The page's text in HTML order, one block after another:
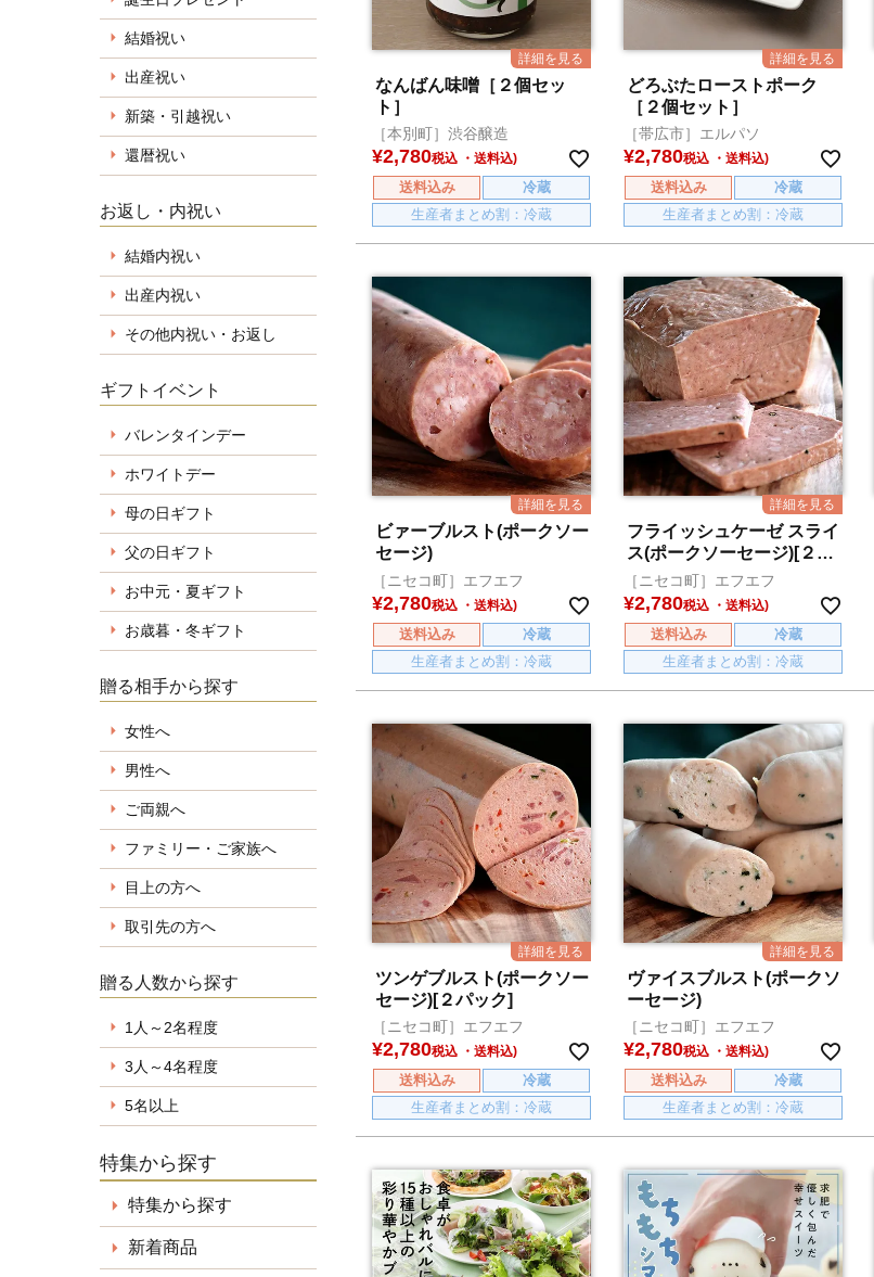
結婚祝い
出産祝い
新築・引越祝い
還暦祝い
お返し・内祝い
結婚内祝い
出産内祝い
その他内祝い・お返し
ギフトイベント
バレンタインデー
ホワイトデー
母の日ギフト
父の日ギフト
お中元・夏ギフト
お歳暮・冬ギフト
贈る相手から探す
女性へ
男性へ
ご両親へ
ファミリー・ご家族へ
目上の方へ
取引先の方へ
贈る人数から探す
1人～2名程度
3人～4名程度
5名以上
特集から探す
特集から探す
新着商品
なんばん味噌［２個セッ
ト］
［本別町］渋谷醸造
¥2,780税込
送料込み
冷蔵
生産者まとめ割：冷蔵
どろぶたローストポーク
［２個セット］
［帯広市］エルパソ
¥2,780税込
送料込み
冷蔵
生産者まとめ割：冷蔵
ビァーブルスト(ポークソー
セージ)
［ニセコ町］エフエフ
¥2,780税込
送料込み
冷蔵
生産者まとめ割：冷蔵
フライッシュケーゼ スライ
ス(ポークソーセージ)[２パ
ック]
［ニセコ町］エフエフ
¥2,780税込
送料込み
冷蔵
生産者まとめ割：冷蔵
ツンゲブルスト(ポークソー
セージ)[２パック]
［ニセコ町］エフエフ
¥2,780税込
送料込み
冷蔵
生産者まとめ割：冷蔵
ヴァイスブルスト(ポークソ
ーセージ)
［ニセコ町］エフエフ
¥2,780税込
送料込み
冷蔵
生産者まとめ割：冷蔵